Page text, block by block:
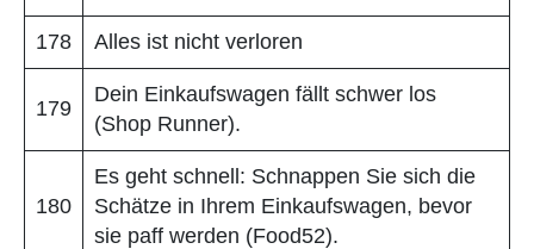
178 Alles ist nicht verloren
179
Dein Einkaufswagen fällt schwer los
(Shop Runner).
180
Es geht schnell: Schnappen Sie sich die
Schätze in Ihrem Einkaufswagen, bevor
sie paff werden (Food52).